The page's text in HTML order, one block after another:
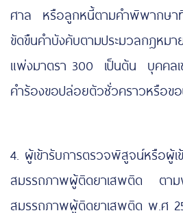
ศาล หรือลูกหนี้ตามคำพิพากษาที่
ขัดขืนคำบังคับตามประมวลกฎหม
แพ่งมาตรา 300 เป็นต้น บุคคล
คำร้องขอปล่อยตัวชั่วคราวหรือขอ
4. ผู้เข้ารับการตรวจพิสูจน์หรือผู้
สมรรถภาพผู้ติดยาเสพติด ตา
สมรรถภาพผู้ติดยาเสพติด พ.ศ